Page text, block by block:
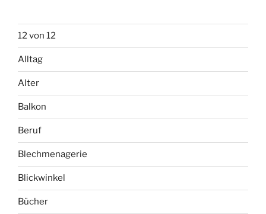
12 von 12
Alltag
Alter
Balkon
Beruf
Blechmenagerie
Blickwinkel
Bücher